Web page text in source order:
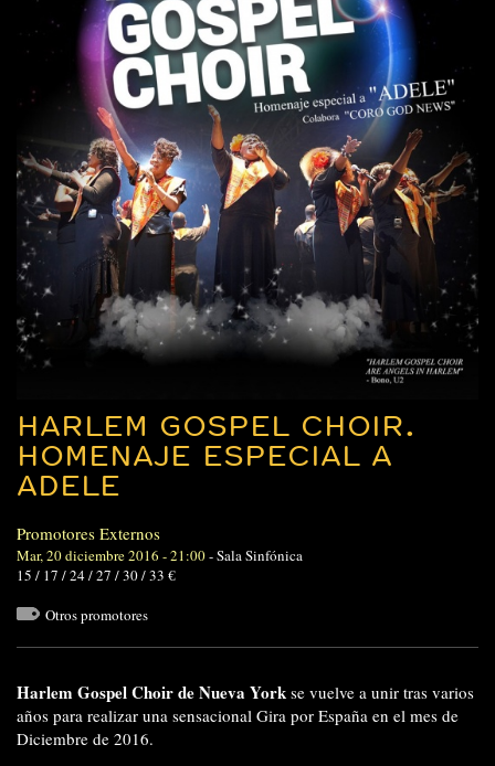
HARLEM GOSPEL CHOIR.
HOMENAJE ESPECIAL A
ADELE
Promotores Externos
Mar, 20 diciembre 2016 - 21:00-Sala Sinfónica
15 / 17 / 24 / 27 / 30 / 33 €
Otros promotores
Harlem Gospel Choir de Nueva York se vuelve a unir tras varios
años para realizar una sensacional Gira por España en el mes de
Diciembre de 2016.